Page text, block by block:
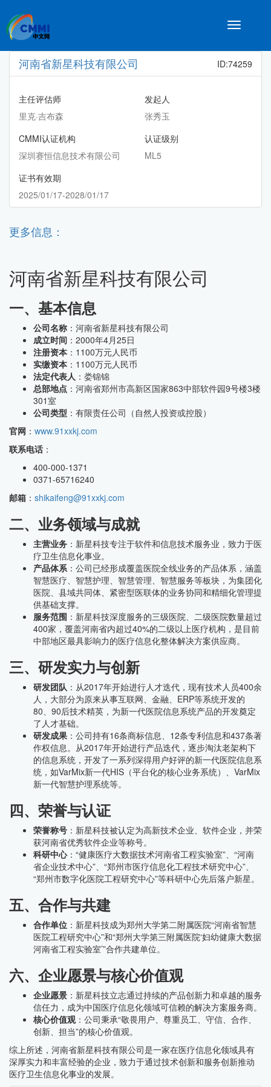
Toggle
河南省新星科技有限公司 ID:74259
主任评估师
里克·吉布森
发起人
张秀玉
CMMI认证机构
深圳赛恒信息技术有限公司
认证级别
ML5
证书有效期
2025/01/17-2028/01/17
更多信息：
河南省新星科技有限公司
一、基本信息
公司名称 ：河南省新星科技有限公司
成立时间 ：2000年4月25日
注册资本 ：1100万元人民币
实缴资本 ：1100万元人民币
法定代表人 ：娄锦锦
总部地点 ：河南省郑州市高新区国家863中部软件园9号楼3楼
301室
公司类型 ：有限责任公司（自然人投资或控股）
官网 ： www.91xxkj.com
联系电话 ：
400-000-1371
0371-65716240
邮箱 ： shikaifeng@91xxkj.com
二、业务领域与成就
主营业务 ：新星科技专注于软件和信息技术服务业，致力于医
疗卫生信息化事业。
产品体系：公司已经形成覆盖医院全线业务的产品体系，涵盖
智慧医疗、智慧护理、智慧管理、智慧服务等板块，为集团化
医院、县域共同体、紧密型医联体的业务协同和精细化管理提
供基础支撑。
服务范围 ：新星科技深度服务的三级医院、二级医院数量超过
400家，覆盖河南省内超过40%的二级以上医疗机构，是目前
中部地区最具影响力的医疗信息化整体解决方案供应商。
三、研发实力与创新
研发团队 ：从2017年开始进行人才迭代，现有技术人员400余
人，大部分为原来从事互联网、金融、ERP等系统开发的
80、90后技术精英，为新一代医院信息系统产品的开发奠定
了人才基础。
研发成果 ：公司持有16条商标信息、12条专利信息和437条著
作权信息。从2017年开始进行产品迭代，逐步淘汰老架构下
的信息系统，开发了一系列深得用户好评的新一代医院信息系
统，如VarMix新一代HIS（平台化的核心业务系统）、VarMix
新一代智慧护理系统等。
四、荣誉与认证
荣誉称号 ：新星科技被认定为高新技术企业、软件企业，并荣
获河南省优秀软件企业等称号。
科研中心：“健康医疗大数据技术河南省工程实验室”、“河南
省企业技术中心”、“郑州市医疗信息化工程技术研究中心”、
“郑州市数字化医院工程研究中心”等科研中心先后落户新星。
五、合作与共建
合作单位 ：新星科技成为郑州大学第二附属医院“河南省智慧
医院工程研究中心”和“郑州大学第三附属医院‘妇幼健康大数据
河南省工程实验室’”合作共建单位。
六、企业愿景与核心价值观
企业愿景 ：新星科技立志通过持续的产品创新力和卓越的服务
信任力，成为中国医疗信息化领域可信赖的解决方案服务商。
核心价值观：公司秉承“敬畏用户、尊重员工、守信、合作、
创新、担当”的核心价值观。
综上所述，河南省新星科技有限公司是一家在医疗信息化领域具有
深厚实力和丰富经验的企业，致力于通过技术创新和服务创新推动
医疗卫生信息化事业的发展。